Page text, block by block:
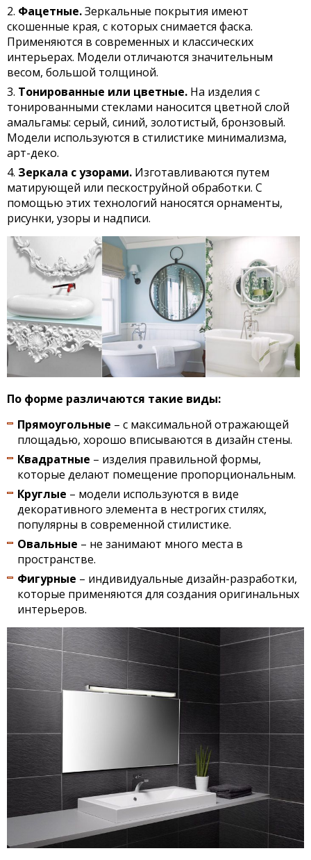
Фацетные.Зеркальные покрытия имеют
скошенные края, с которых снимается фаска.
Применяются в современных и классических
интерьерах. Модели отличаются значительным
весом, большой толщиной.
Тонированные или цветные. На изделия с
тонированными стеклами наносится цветной слой
амальгамы: серый, синий, золотистый, бронзовый.
Модели используются в стилистике минимализма,
арт-деко.
Зеркала с узорами. Изготавливаются путем
матирующей или пескоструйной обработки. С
помощью этих технологий наносятся орнаменты,
рисунки, узоры и надписи.
По форме различаются такие виды:
Прямоугольные – с максимальной отражающей
площадью, хорошо вписываются в дизайн стены.
Квадратные – изделия правильной формы,
которые делают помещение пропорциональным.
Круглые – модели используются в виде
декоративного элемента в нестрогих стилях,
популярны в современной стилистике.
Овальные – не занимают много места в
пространстве.
Фигурные – индивидуальные дизайн-разработки,
которые применяются для создания оригинальных
интерьеров.